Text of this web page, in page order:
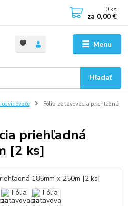
Menu
Hľadať
0 ks
za 0,00 €
odvinovače
Fólia zatavovacia priehľadná
priehľadná
[2 ks]